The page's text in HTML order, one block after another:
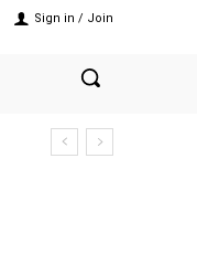
Sign in / Join